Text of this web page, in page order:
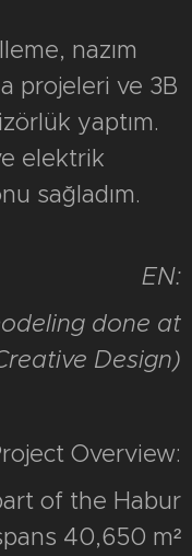
nazım
projeleri ve 3B
yaptım.
elektrik
sağladım.
EN:
done at
Design)
Overview:
of the Habur
40,650 m²